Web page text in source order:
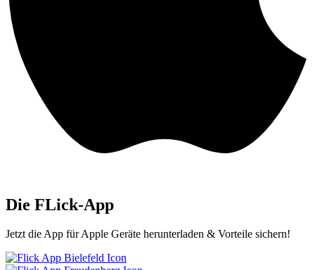
Die FLick-App
Jetzt die App für Apple Geräte herunterladen & Vorteile sichern!